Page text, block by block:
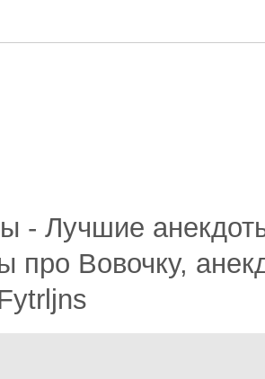
- Лучшие
про Вовочку,